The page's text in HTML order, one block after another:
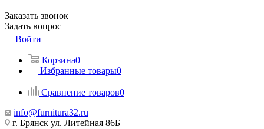
Заказать звонок
Задать вопрос
Войти
Корзина0
Избранные товары0
Сравнение товаров0
info@furnitura32.ru
г. Брянск ул. Литейная 86Б